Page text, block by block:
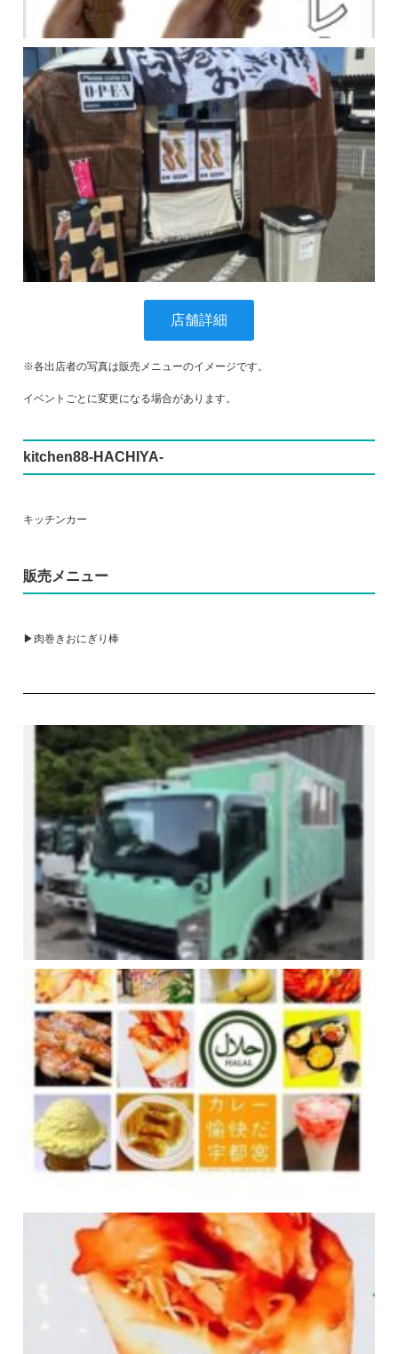
店舗詳細
※各出店者の写真は販売メニューのイメージです。
イベントごとに変更になる場合があります。
kitchen88-HACHIYA-
キッチンカー
販売メニュー
▶肉巻きおにぎり棒